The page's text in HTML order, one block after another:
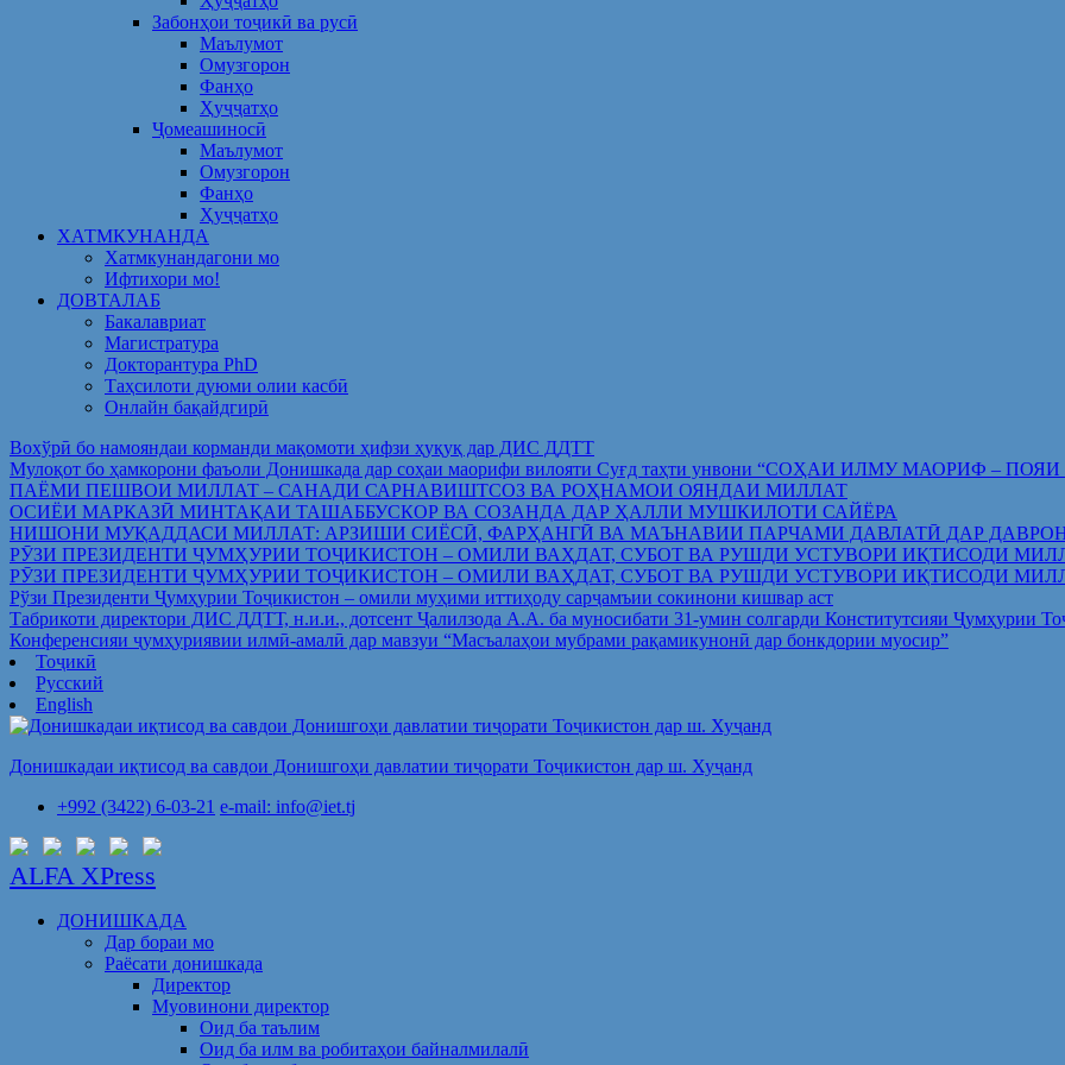
Забонҳои тоҷикӣ ва русӣ
Маълумот
Омузгорон
Фанҳо
Ҳуҷҷатҳо
Ҷомеашиносӣ
Маълумот
Омузгорон
Фанҳо
Ҳуҷҷатҳо
ХАТМКУНАНДА
Хатмкунандагони мо
Ифтихори мо!
ДОВТАЛАБ
Бакалавриат
Магистратура
Докторантура PhD
Таҳсилоти дуюми олии касбӣ
Онлайн бақайдгирӣ
Вохўрӣ бо намояндаи корманди мақомоти ҳифзи ҳуқуқ дар ДИС ДДТТ
Мулоқот бо ҳамкорони фаъоли Донишкада дар соҳаи маорифи вилояти Суғд таҳти унвони “СОҲАИ ИЛМУ МАОРИФ
ПАЁМИ ПЕШВОИ МИЛЛАТ – САНАДИ САРНАВИШТСОЗ ВА РОҲНАМОИ ОЯНДАИ МИЛЛАТ
ОСИЁИ МАРКАЗӢ МИНТАҚАИ ТАШАББУСКОР ВА СОЗАНДА ДАР ҲАЛЛИ МУШКИЛОТИ САЙЁРА
НИШОНИ МУҚАДДАСИ МИЛЛАТ: АРЗИШИ СИЁСӢ, ФАРҲАНГӢ ВА МАЪНАВИИ ПАРЧАМИ ДАВЛАТӢ ДАР
РӮЗИ ПРЕЗИДЕНТИ ҶУМҲУРИИ ТОҶИКИСТОН – ОМИЛИ ВАҲДАТ, СУБОТ ВА РУШДИ УСТУВОРИ ИҚТИСОДИ
РӮЗИ ПРЕЗИДЕНТИ ҶУМҲУРИИ ТОҶИКИСТОН – ОМИЛИ ВАҲДАТ, СУБОТ ВА РУШДИ УСТУВОРИ ИҚТИСОДИ
Рўзи Президенти Ҷумҳурии Тоҷикистон – омили муҳими иттиҳоду сарҷамъии сокинони кишвар аст
Табрикоти директори ДИС ДДТТ, н.и.и., дотсент Ҷалилзода А.А. ба муносибати 31-умин солгарди Конститутсияи Ҷумҳурии
Конференсияи ҷумҳуриявии илмӣ-амалӣ дар мавзуи “Масъалаҳои мубрами рақамикунонӣ дар бонкдории муосир”
Тоҷикӣ
Русский
English
Донишкадаи иқтисод ва савдои Донишгоҳи давлатии тиҷорати Тоҷикистон дар ш. Хуҷанд
+992 (3422) 6-03-21 e-mail: info@iet.tj
ALFA XPress
ДОНИШКАДА
Дар бораи мо
Раёсати донишкада
Директор
Муовинони директор
Оид ба таълим
Оид ба илм ва робитаҳои байналмилалӣ